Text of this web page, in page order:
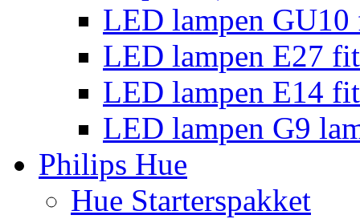
LED lampen
LED lampen E27
LED lampen E14
LED lampen G9
Philips Hue
Hue Starterspakket